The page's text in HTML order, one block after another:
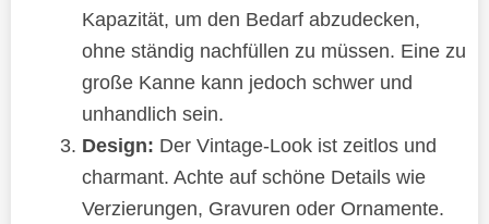
Kapazität, um den Bedarf abzudecken,
ohne ständig nachfüllen zu müssen. Eine zu
große Kanne kann jedoch schwer und
unhandlich sein.
Design: Der Vintage-Look ist zeitlos und
charmant. Achte auf schöne Details wie
Verzierungen, Gravuren oder Ornamente.